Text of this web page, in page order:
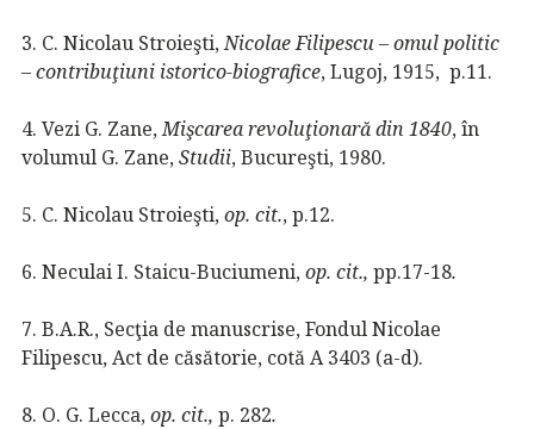
3. C. Nicolau Stroieşti, Nicolae Filipescu – omul politic
– contribuţiuni istorico-biografice, Lugoj, 1915, p.11.
4. Vezi G. Zane, Mişcarea revoluţionară din 1840, în
volumul G. Zane, Studii, Bucureşti, 1980.
5. C. Nicolau Stroieşti, op. cit., p.12.
6. Neculai I. Staicu-Buciumeni, op. cit., pp.17-18.
7. B.A.R., Secţia de manuscrise, Fondul Nicolae
Filipescu, Act de căsătorie, cotă A 3403 (a-d).
8. O. G. Lecca, op. cit., p. 282.